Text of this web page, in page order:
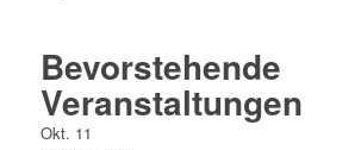
Bevorstehende
Veranstaltungen
Okt. 11